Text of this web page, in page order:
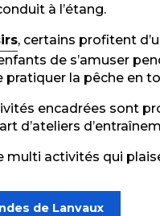
à l’étang.
, certains profitent
de s’amuser
la pêche en
encadrées sont
d’ateliers
multi activités qui
de Lanvaux